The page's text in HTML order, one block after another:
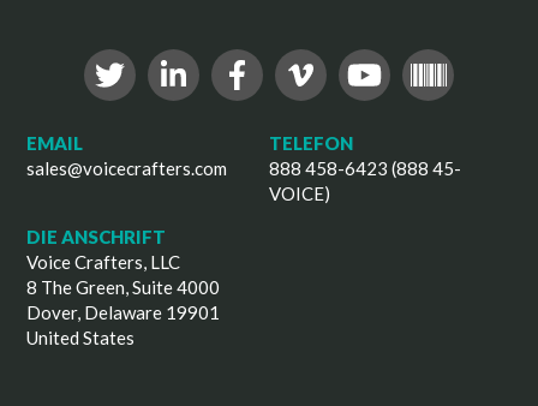
EMAIL
sales@voicecrafters.com
TELEFON
888 458-6423 (888 45-
VOICE)
DIE ANSCHRIFT
Voice Crafters, LLC
8 The Green, Suite 4000
Dover, Delaware 19901
United States